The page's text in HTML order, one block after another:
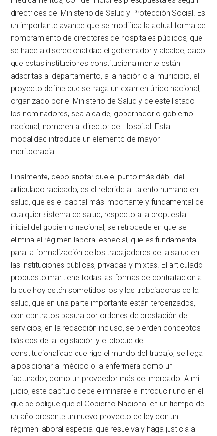
directrices del Ministerio de Salud y Protección Social. Es
un importante avance que se modifica la actual forma de
nombramiento de directores de hospitales públicos, que
se hace a discrecionalidad el gobernador y alcalde, dado
que estas instituciones constitucionalmente están
adscritas al departamento, a la nación o al municipio, el
proyecto define que se haga un examen único nacional,
organizado por el Ministerio de Salud y de este listado
los nominadores, sea alcalde, gobernador o gobierno
nacional, nombren al director del Hospital. Esta
modalidad introduce un elemento de mayor
meritocracia.
Finalmente, debo anotar que el punto más débil del
articulado radicado, es el referido al talento humano en
salud, que es el capital más importante y fundamental de
cualquier sistema de salud, respecto a la propuesta
inicial del gobierno nacional, se retrocede en que se
elimina el régimen laboral especial, que es fundamental
para la formalización de los trabajadores de la salud en
las instituciones públicas, privadas y mixtas. El articulado
propuesto mantiene todas las formas de contratación a
la que hoy están sometidos los y las trabajadoras de la
salud, que en una parte importante están tercerizados,
con contratos basura por ordenes de prestación de
servicios, en la redacción incluso, se pierden conceptos
básicos de la legislación y el bloque de
constitucionalidad que rige el mundo del trabajo, se llega
a posicionar al médico o la enfermera como un
facturador, como un proveedor más del mercado. A mi
juicio, este capítulo debe eliminarse e introducir uno en el
que se obligue que el Gobierno Nacional en un tiempo de
un año presente un nuevo proyecto de ley con un
régimen laboral especial que resuelva y haga justicia a